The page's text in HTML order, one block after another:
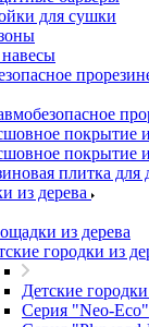
для сушки
покрытие
покрытие
плитка
из дерева
из дерева
городки из
Детские
Серия "Neo-Eco"